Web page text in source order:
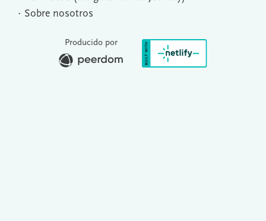
Sobre nosotros
Producido por